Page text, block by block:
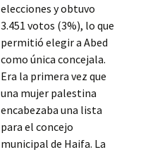
elecciones y obtuvo
3.451 votos (3%), lo que
permitió elegir a Abed
como única concejala.
Era la primera vez que
una mujer palestina
encabezaba una lista
para el concejo
municipal de Haifa. La